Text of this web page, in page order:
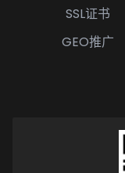
SSL证书
GEO推广